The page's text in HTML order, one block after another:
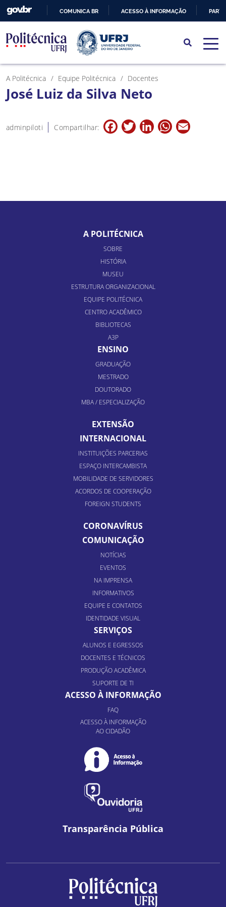
PARA
O
CONTEÚDO
COMUNICA BR ACESSO À INFORMAÇÃO
A Politécnica Equipe Politécnica Docentes
José Luiz da Silva Neto
adminpiloti Compartilhar: Facebook
TwitterLinkedInWhatsApp
Email
A POLITÉCNICA
SOBRE
HISTÓRIA
MUSEU
ESTRUTURA ORGANIZACIONAL
EQUIPE POLITÉCNICA
CENTRO ACADÊMICO
BIBLIOTECAS
A3P
ENSINO
GRADUAÇÃO
MESTRADO
DOUTORADO
MBA / ESPECIALIZAÇÃO
EXTENSÃO
INTERNACIONAL
INSTITUIÇÕES PARCERIAS
ESPAÇO INTERCAMBISTA
MOBILIDADE DE SERVIDORES
ACORDOS DE COOPERAÇÃO
FOREIGN STUDENTS
CORONAVÍRUS
COMUNICAÇÃO
NOTÍCIAS
EVENTOS
NA IMPRENSA
INFORMATIVOS
EQUIPE E CONTATOS
IDENTIDADE VISUAL
SERVIÇOS
ALUNOS E EGRESSOS
DOCENTES E TÉCNICOS
PRODUÇÃO ACADÊMICA
SUPORTE DE TI
ACESSO À INFORMAÇÃO
FAQ
ACESSO À INFORMAÇÃO
AO CIDADÃO
Transparência Pública